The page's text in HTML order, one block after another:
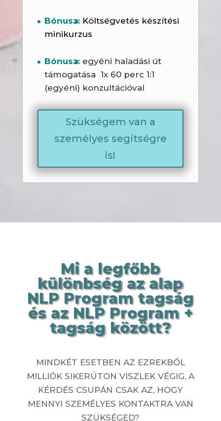
Bónusz: Költségvetés készítési
minikurzus
Bónusz: egyéni haladási út
támogatása 1x 60 perc 1:1
(egyéni) konzultációval
Szükségem van a
személyes segítségre
is!
Mi a legfőbb
különbség az alap
NLP Program tagság
és az NLP Program +
tagság között?
MINDKÉT ESETBEN AZ EZREKBŐL
MILLIÓK SIKERÚTON VISZLEK VÉGIG, A
KÉRDÉS CSUPÁN CSAK AZ, HOGY
MENNYI SZEMÉLYES KONTAKTRA VAN
SZÜKSÉGED?